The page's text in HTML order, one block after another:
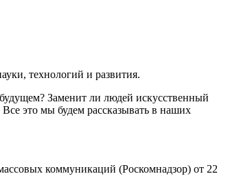
технологий и развития.
Заменит ли людей искусственный
это мы будем рассказывать в наших
коммуникаций (Роскомнадзор) от 22